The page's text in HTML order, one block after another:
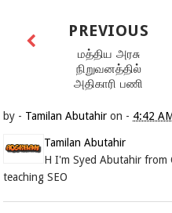
PREVIOUS
மத்திய அரசு
நிறுவனத்தில்
அதிகாரி பணி
by - Tamilan Abutahiron - 4:42
Tamilan Abutahir
H I'm Syed Abutahir from
teaching SEO